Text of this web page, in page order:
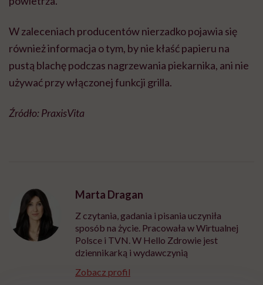
W zaleceniach producentów nierzadko pojawia się
również informacja o tym, by nie kłaść papieru na
pustą blachę podczas nagrzewania piekarnika, ani nie
używać przy włączonej funkcji grilla.
Źródło: PraxisVita
Marta Dragan
Z czytania, gadania i pisania uczyniła
sposób na życie. Pracowała w Wirtualnej
Polsce i TVN. W Hello Zdrowie jest
dziennikarką i wydawczynią
Zobacz profil